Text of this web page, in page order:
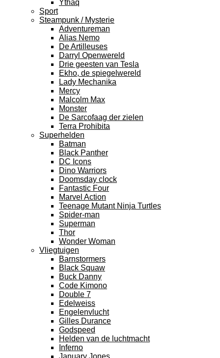
Ythaq
Sport
Steampunk / Mysterie
Adventureman
Alias Nemo
De Artilleuses
Darryl Openwereld
Drie geesten van Tesla
Ekho, de spiegelwereld
Lady Mechanika
Mercy
Malcolm Max
Monster
De Sarcofaag der zielen
Terra Prohibita
Superhelden
Batman
Black Panther
DC Icons
Dino Warriors
Doomsday clock
Fantastic Four
Marvel Action
Teenage Mutant Ninja Turtles
Spider-man
Superman
Thor
Wonder Woman
Vliegtuigen
Barnstormers
Black Squaw
Buck Danny
Code Kimono
Double 7
Edelweiss
Engelenvlucht
Gilles Durance
Godspeed
Helden van de luchtmacht
Inferno
January Jones